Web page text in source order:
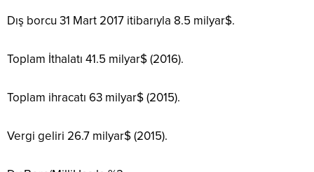
Dış borcu 31 Mart 2017 itibarıyla 8.5 milyar$.
Toplam İthalatı 41.5 milyar$ (2016).
Toplam ihracatı 63 milyar$ (2015).
Vergi geliri 26.7 milyar$ (2015).